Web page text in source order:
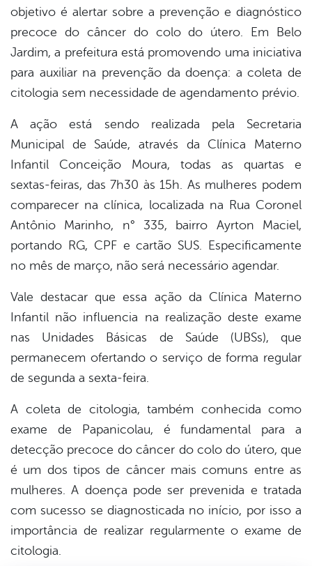
objetivo é alertar sobre a prevenção e diagnóstico
precoce do câncer do colo do útero. Em Belo
Jardim, a prefeitura está promovendo uma iniciativa
para auxiliar na prevenção da doença: a coleta de
citologia sem necessidade de agendamento prévio.
A ação está sendo realizada pela Secretaria
Municipal de Saúde, através da Clínica Materno
Infantil Conceição Moura, todas as quartas e
sextas-feiras, das 7h30 às 15h. As mulheres podem
comparecer na clínica, localizada na Rua Coronel
Antônio Marinho, n° 335, bairro Ayrton Maciel,
portando RG, CPF e cartão SUS. Especificamente
no mês de março, não será necessário agendar.
Vale destacar que essa ação da Clínica Materno
Infantil não influencia na realização deste exame
nas Unidades Básicas de Saúde (UBSs), que
permanecem ofertando o serviço de forma regular
de segunda a sexta-feira.
A coleta de citologia, também conhecida como
exame de Papanicolau, é fundamental para a
detecção precoce do câncer do colo do útero, que
é um dos tipos de câncer mais comuns entre as
mulheres. A doença pode ser prevenida e tratada
com sucesso se diagnosticada no início, por isso a
importância de realizar regularmente o exame de
citologia.